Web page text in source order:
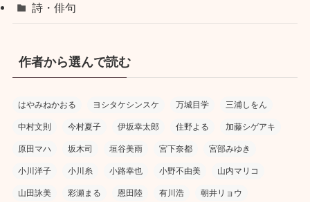
詩・俳句
作者から選んで読む
はやみねかおる ヨシタケシンスケ 万城目学 三浦しをん
中村文則 今村夏子 伊坂幸太郎 住野よる 加藤シゲアキ
原田マハ 坂木司 垣谷美雨 宮下奈都 宮部みゆき
小川洋子 小川糸 小路幸也 小野不由美 山内マリコ
山田詠美 彩瀬まる 恩田陸 有川浩 朝井リョウ